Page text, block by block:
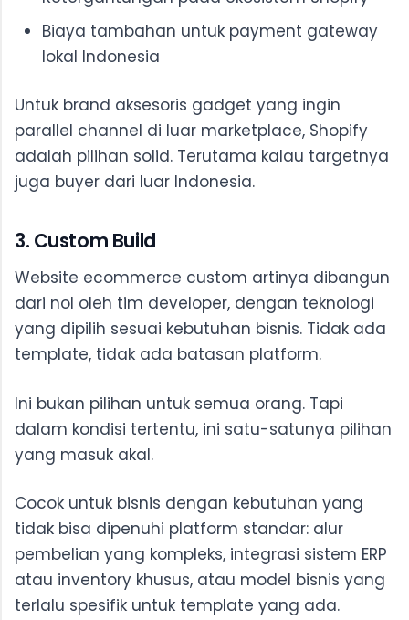
Biaya tambahan untuk payment gateway
lokal Indonesia
Untuk brand aksesoris gadget yang ingin
parallel channel di luar marketplace, Shopify
adalah pilihan solid. Terutama kalau targetnya
juga buyer dari luar Indonesia.
3. Custom Build
Website ecommerce custom artinya dibangun
dari nol oleh tim developer, dengan teknologi
yang dipilih sesuai kebutuhan bisnis. Tidak ada
template, tidak ada batasan platform.
Ini bukan pilihan untuk semua orang. Tapi
dalam kondisi tertentu, ini satu-satunya pilihan
yang masuk akal.
Cocok untuk bisnis dengan kebutuhan yang
tidak bisa dipenuhi platform standar: alur
pembelian yang kompleks, integrasi sistem ERP
atau inventory khusus, atau model bisnis yang
terlalu spesifik untuk template yang ada.